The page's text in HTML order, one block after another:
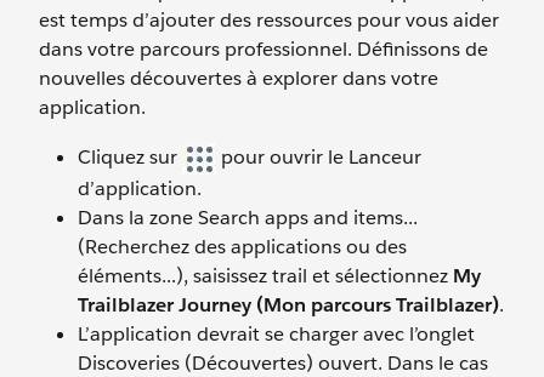
est temps d’ajouter des ressources pour vous aider
dans votre parcours professionnel. Définissons de
nouvelles découvertes à explorer dans votre
application.
Cliquez sur
pour ouvrir le Lanceur
d’application.
Dans la zone Search apps and items...
(Recherchez des applications ou des
éléments...), saisissez trail et sélectionnez My
Trailblazer Journey (Mon parcours Trailblazer).
L’application devrait se charger avec l’onglet
Discoveries (Découvertes) ouvert. Dans le cas